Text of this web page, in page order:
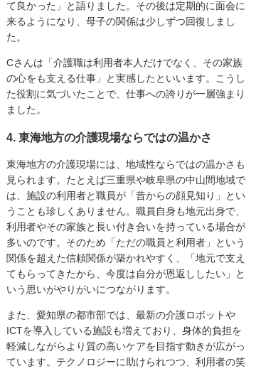
て良かった」と語りました。その後は定期的に面会に
来るようになり、母子の関係は少しずつ回復しまし
た。
Cさんは「介護職は利用者本人だけでなく、その家族
の心をも支える仕事」と実感したといいます。こうし
た役割に気づいたことで、仕事への誇りが一層強まり
ました。
4. 東海地方の介護現場ならではの温かさ
東海地方の介護現場には、地域性ならではの温かさも
見られます。たとえば三重県や岐阜県の中山間地域で
は、施設の利用者と職員が「昔からの顔見知り」とい
うことも珍しくありません。職員自身も地元出身で、
利用者やその家族と長い付き合いを持っている場合が
多いのです。そのため「ただの職員と利用者」という
関係を超えた信頼関係が築かれやすく、「地元で支え
てもらってきたから、今度は自分が恩返ししたい」と
いう思いがやりがいにつながります。
また、愛知県の都市部では、最新の介護ロボットや
ICTを導入している施設も増えており、身体的負担を
軽減しながらより質の高いケアを目指す動きが広がっ
ています。テクノロジーに助けられつつ、利用者の笑